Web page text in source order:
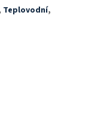
Teplovodní,